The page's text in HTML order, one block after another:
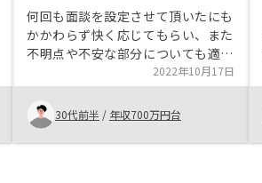
何回も面談を設定させて頂いたにも
かかわらず快く応じてもらい、また
不明点や不安な部分についても適切
に答えて頂くなど、対応が非常に良
かった。無理な売り込みもなく、非
常に気持ち良く話を伺うことができ
た。不動産投資自体はほぼ知識がな
い状態だったが、説明を受けて行く
2022年10月17日
30代前半 / 年収700万円台